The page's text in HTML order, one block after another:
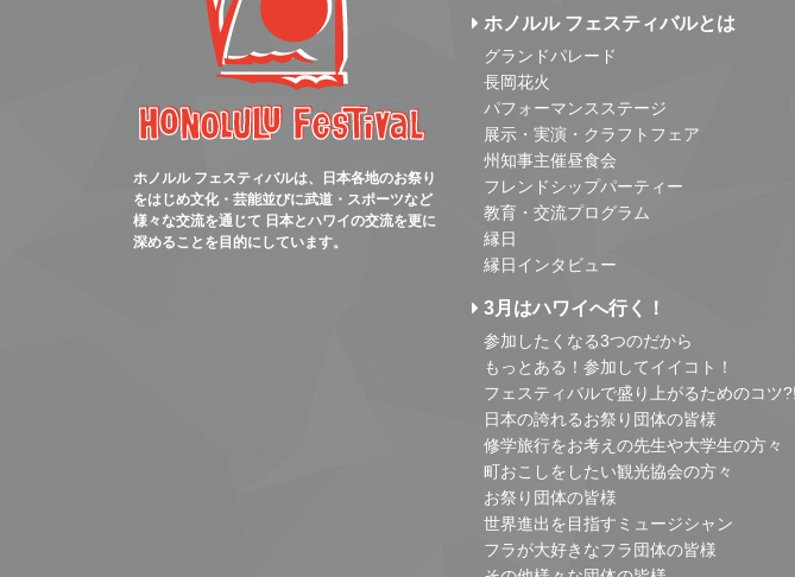
ホノルル フェスティバルは、日本各地のお祭り
をはじめ文化・芸能並びに武道・スポーツなど
様々な交流を通じて 日本とハワイの交流を更に
深めることを目的にしています。
ホノルル フェスティバルとは
グランドパレード
長岡花火
パフォーマンスステージ
展示・実演・クラフトフェア
州知事主催昼食会
フレンドシップパーティー
教育・交流プログラム
縁日
縁日インタビュー
3月はハワイへ行く！
参加したくなる3つのだから
もっとある！参加してイイコト！
フェスティバルで盛り上がるためのコツ?!
日本の誇れるお祭り団体の皆様
修学旅行をお考えの先生や大学生の方々
町おこしをしたい観光協会の方々
お祭り団体の皆様
世界進出を目指すミュージシャン
フラが大好きなフラ団体の皆様